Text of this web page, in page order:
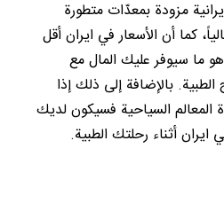
مزودة بمعدّات متطورة
كما أن الأسعار في ايران أقل
ما سيوفر عليك المال مع
بالإضافة إلى ذلك إذا
السياحية فسيكون لديك
ايران أثناء رحلتك الطبية.